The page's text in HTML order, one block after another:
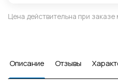
Цена действительна при
Описание Отзывы